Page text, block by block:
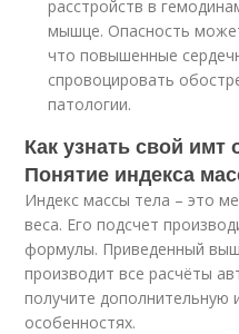
расстройств в
мышце. Опасность
что повышенные
спровоцировать
патологии.
Как узнать свой имт
Понятие индекса
Индекс массы тела – это
веса. Его подсчет
формулы. Приведенный
производит все расчёты
получите дополнительную
особенностях.